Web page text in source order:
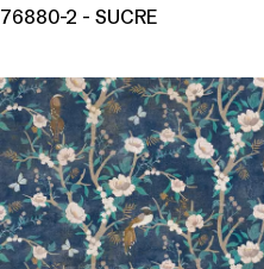
76880-2 - SUCRE